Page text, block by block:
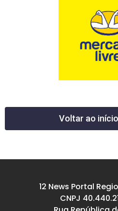
Voltar ao
12 News Portal
CNPJ